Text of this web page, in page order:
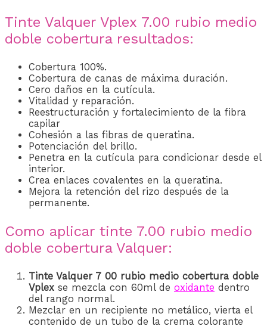
Tinte Valquer Vplex 7.00 rubio medio
doble cobertura resultados:
Cobertura 100%.
Cobertura de canas de máxima duración.
Cero daños en la cutícula.
Vitalidad y reparación.
Reestructuración y fortalecimiento de la fibra
capilar
Cohesión a las fibras de queratina.
Potenciación del brillo.
Penetra en la cutícula para condicionar desde el
interior.
Crea enlaces covalentes en la queratina.
Mejora la retención del rizo después de la
permanente.
Como aplicar tinte 7.00 rubio medio
doble cobertura Valquer:
Tinte Valquer 7 00 rubio medio cobertura doble
Vplex se mezcla con 60ml de oxidante dentro
del rango normal.
Mezclar en un recipiente no metálico, vierta el
contenido de un tubo de la crema colorante